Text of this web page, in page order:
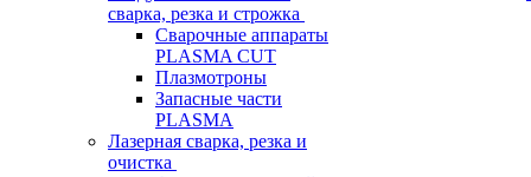
сварка, резка и строжка
Сварочные аппараты
PLASMA CUT
Плазмотроны
Запасные части
PLASMA
Лазерная сварка, резка и
очистка